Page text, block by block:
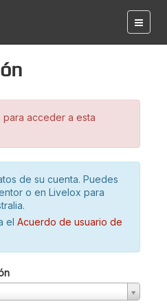
acceder a esta
de su cuenta. Puedes
o en Livelox para
el Acuerdo de usuario de